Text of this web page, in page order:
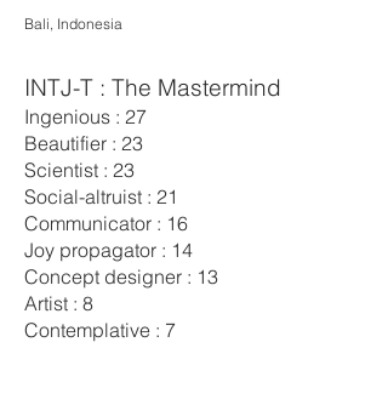
Bali, Indonesia
INTJ-T : The Mastermind
Ingenious : 27
Beautifier : 23
Scientist : 23
Social-altruist : 21
Communicator : 16
Joy propagator : 14
Concept designer : 13
Artist : 8
Contemplative : 7